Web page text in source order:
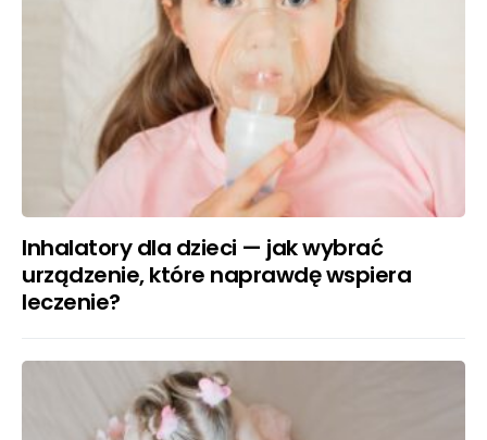
Inhalatory dla dzieci — jak wybrać
urządzenie, które naprawdę wspiera
leczenie?